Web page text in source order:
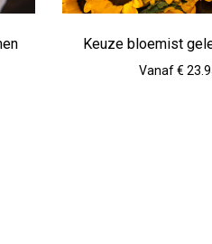
Keuze bloemist
Vanaf €